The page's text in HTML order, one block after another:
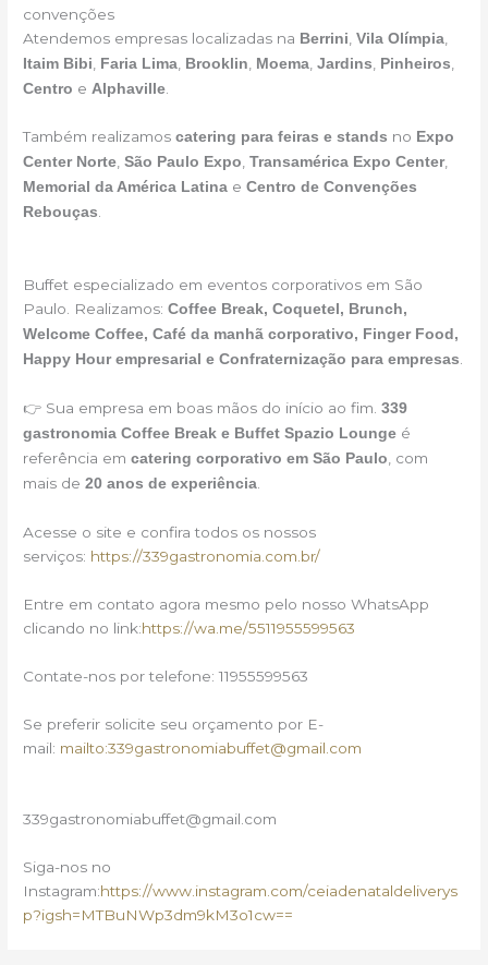
convenções
Atendemos empresas localizadas na Berrini ,Vila Olímpia
Itaim Bibi Faria Lima Brooklin Moema ,Jardins Pinheiros
Centro e Alphaville
Também realizamoscatering para feiras e stands no Expo
Center Norte,São Paulo Expo,Transamérica Expo Center,
Memorial da América Latina eCentro de Convenções
Rebouças.
Buffet especializado em eventos corporativos em São
Paulo. Realizamos:Coffee Break, Coquetel, Brunch,
Welcome Coffee, Café da manhã corporativo, Finger Food,
Happy Hour empresarial e Confraternização para empresas
👉 Sua empresa em boas mãos do início ao fim.339
gastronomia Coffee Break e Buffet Spazio Lounge é
referência emcatering corporativo em São Paulo , com
mais de20 anos de experiência
Acesse o site e confira todos os nossos
serviços: https://339gastronomia.com.br/
Entre em contato agora mesmo pelo nosso WhatsApp
clicando no link:https://wa.me/5511955599563
Contate-nos por telefone: 11955599563
Se preferir solicite seu orçamento por E-
mail: mailto:339gastronomiabuffet@gmail.com
339gastronomiabuffet@gmail.com
Siga-nos no
Instagram:https://www.instagram.com/ceiadenataldeliverys
p?igsh=MTBuNWp3dm9kM3o1cw==